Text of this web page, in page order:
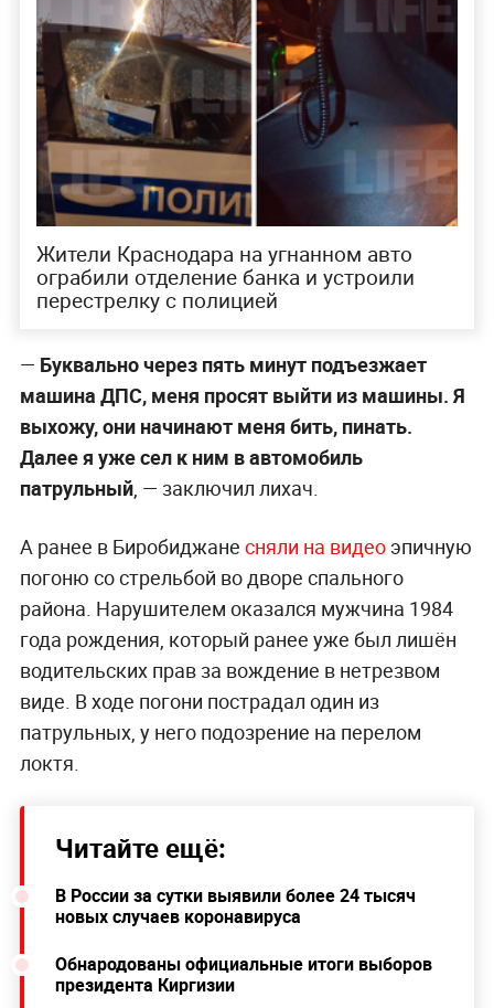
Жители Краснодара на угнанном авто
ограбили отделение банка и устроили
перестрелку с полицией
— Буквально через пять минут подъезжает
машина ДПС, меня просят выйти из машины. Я
выхожу, они начинают меня бить, пинать.
Далее я уже сел к ним в автомобиль
патрульный, — заключил лихач.
А ранее в Биробиджане сняли на видео эпичную
погоню со стрельбой во дворе спального
района. Нарушителем оказался мужчина 1984
года рождения, который ранее уже был лишён
водительских прав за вождение в нетрезвом
виде. В ходе погони пострадал один из
патрульных, у него подозрение на перелом
локтя.
Читайте ещё:
В России за сутки выявили более 24 тысяч
новых случаев коронавируса
Обнародованы официальные итоги выборов
президента Киргизии